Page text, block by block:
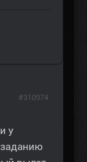
у
#310974